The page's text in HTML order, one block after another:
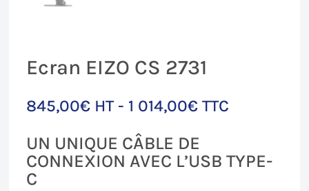
Ecran EIZO CS 2731
845,00€ HT - 1 014,00€ TTC
UN UNIQUE CÂBLE DE
CONNEXION AVEC L’USB TYPE-
C